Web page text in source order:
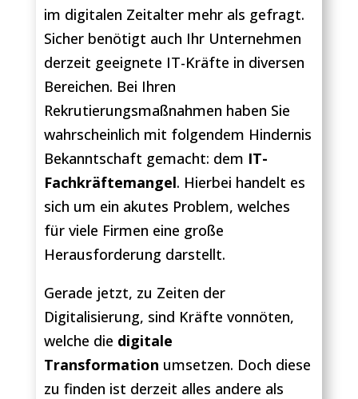
im digitalen Zeitalter mehr als gefragt.
Sicher benötigt auch Ihr Unternehmen
derzeit geeignete IT-Kräfte in diversen
Bereichen. Bei Ihren
Rekrutierungsmaßnahmen haben Sie
wahrscheinlich mit folgendem Hindernis
Bekanntschaft gemacht: dem IT-
Fachkräftemangel. Hierbei handelt es
sich um ein akutes Problem, welches
für viele Firmen eine große
Herausforderung darstellt.
Gerade jetzt, zu Zeiten der
Digitalisierung, sind Kräfte vonnöten,
welche die digitale
Transformation umsetzen. Doch diese
zu finden ist derzeit alles andere als